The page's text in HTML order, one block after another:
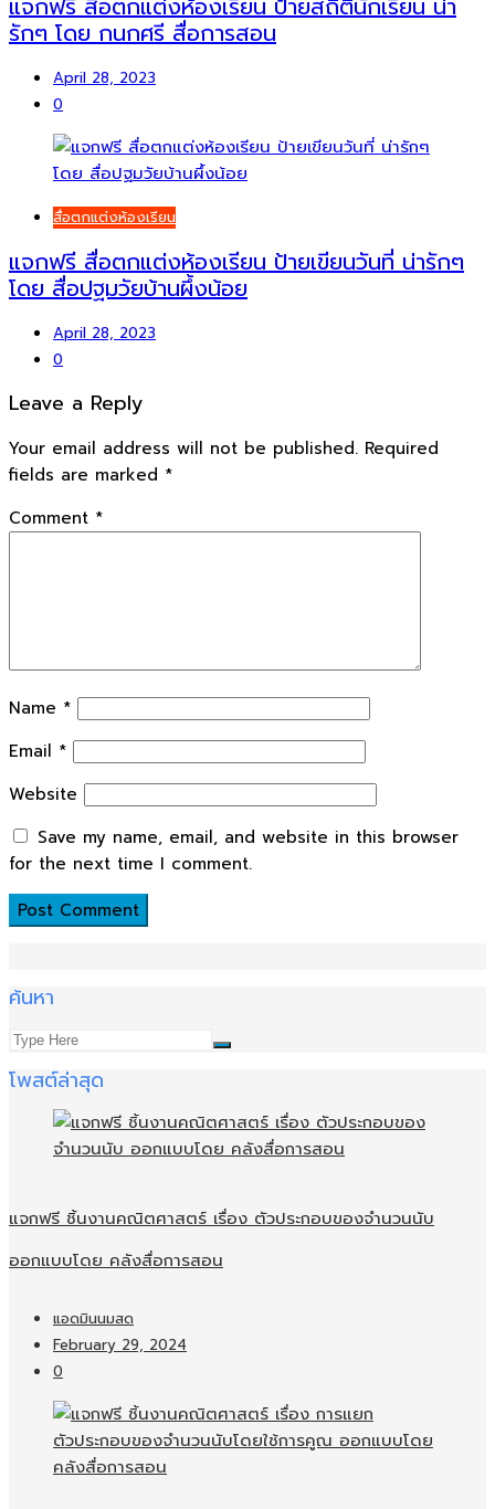
รักๆ โดย กนกศรี สื่อการสอน
April 28, 2023
0
สื่อตกแต่งห้องเรียน
แจกฟรี สื่อตกแต่งห้องเรียน ป้ายเขียนวันที่ น่ารักๆ
โดย สื่อปฐมวัยบ้านผึ้งน้อย
April 28, 2023
0
Leave a Reply
Your email address will not be published. Required
fields are marked *
Comment *
Name *
Email *
Website
Save my name, email, and website in this browser
for the next time I comment.
ค้นหา
โพสต์ล่าสุด
แจกฟรี ชิ้นงานคณิตศาสตร์ เรื่อง ตัวประกอบของจำนวนนับ
ออกแบบโดย คลังสื่อการสอน
แอดมินนมสด
February 29, 2024
0